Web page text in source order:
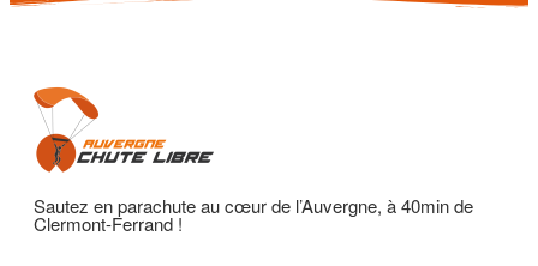
Sautez en parachute au cœur de l’Auvergne, à 40min de
Clermont-Ferrand !